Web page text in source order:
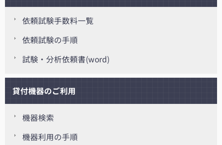
依頼試験手数料一覧
依頼試験の手順
試験・分析依頼書(word)
貸付機器のご利用
機器検索
機器利用の手順